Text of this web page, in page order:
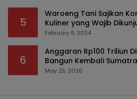
5
Waroeng Tani Sajikan
Kuliner yang Wajib
February 8, 2024
6
Anggaran Rp100 Triliun
Bangun Kembali
Bencana Bakal Difokuskan
May 25, 2026